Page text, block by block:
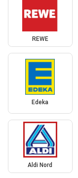
REWE
Edeka
Aldi Nord